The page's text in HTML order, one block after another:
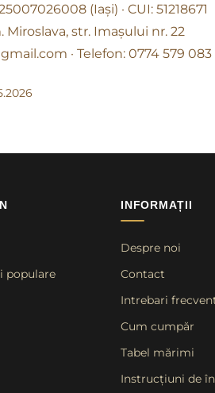
(Iași) · CUI: 51218671
Miroslava, str. Imașului nr. 22
· Telefon: 0774 579 083
populare
INFORMAȚII
Despre noi
Contact
Intrebari
Cum cumpăr
Tabel mărimi
Instrucțiuni de